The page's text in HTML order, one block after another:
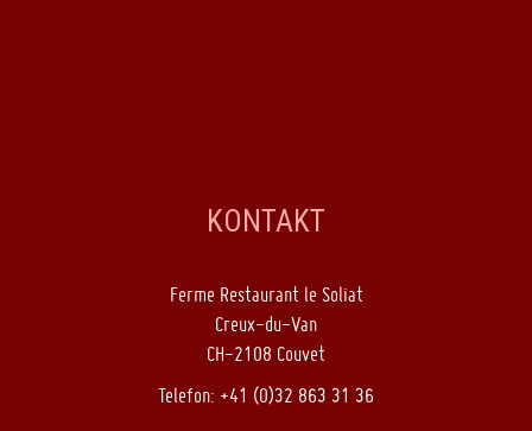
KONTAKT
Ferme Restaurant le Soliat
Creux-du-Van
CH-2108 Couvet
Telefon: +41 (0)32 863 31 36